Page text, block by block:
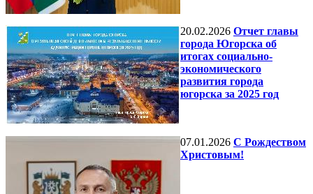
20.02.2026 Отчет главы
города Югорска об
итогах социально-
экономического
развития города
югорска за 2025 год
07.01.2026 С Рождеством
Христовым!